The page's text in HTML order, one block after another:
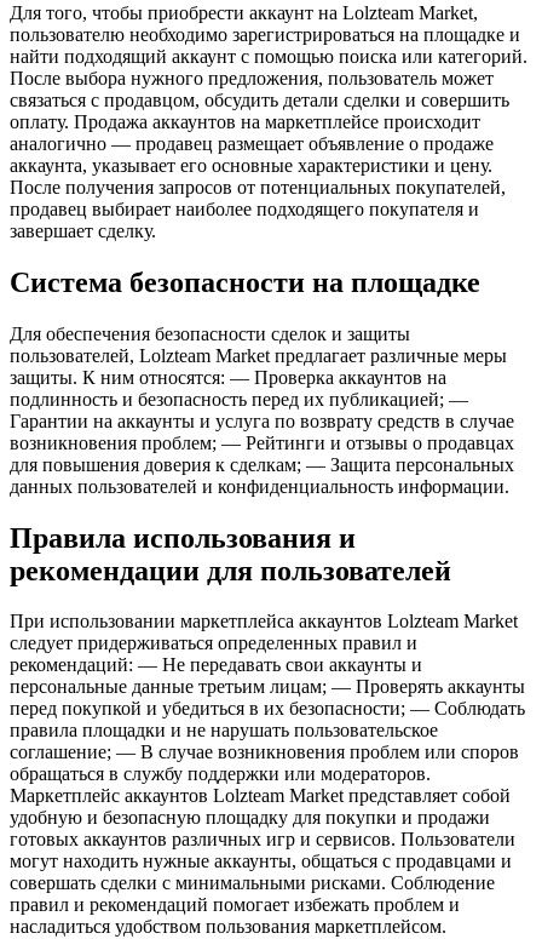
Для того, чтобы приобрести аккаунт на Lolzteam Market,
пользователю необходимо зарегистрироваться на площадке и
найти подходящий аккаунт с помощью поиска или категорий.
После выбора нужного предложения, пользователь может
связаться с продавцом, обсудить детали сделки и совершить
оплату. Продажа аккаунтов на маркетплейсе происходит
аналогично — продавец размещает объявление о продаже
аккаунта, указывает его основные характеристики и цену.
После получения запросов от потенциальных покупателей,
продавец выбирает наиболее подходящего покупателя и
завершает сделку.
Система безопасности на площадке
Для обеспечения безопасности сделок и защиты
пользователей, Lolzteam Market предлагает различные меры
защиты. К ним относятся: — Проверка аккаунтов на
подлинность и безопасность перед их публикацией; —
Гарантии на аккаунты и услуга по возврату средств в случае
возникновения проблем; — Рейтинги и отзывы о продавцах
для повышения доверия к сделкам; — Защита персональных
данных пользователей и конфиденциальность информации.
Правила использования и
рекомендации для пользователей
При использовании маркетплейса аккаунтов Lolzteam Market
следует придерживаться определенных правил и
рекомендаций: — Не передавать свои аккаунты и
персональные данные третьим лицам; — Проверять аккаунты
перед покупкой и убедиться в их безопасности; — Соблюдать
правила площадки и не нарушать пользовательское
соглашение; — В случае возникновения проблем или споров
обращаться в службу поддержки или модераторов.
Маркетплейс аккаунтов Lolzteam Market представляет собой
удобную и безопасную площадку для покупки и продажи
готовых аккаунтов различных игр и сервисов. Пользователи
могут находить нужные аккаунты, общаться с продавцами и
совершать сделки с минимальными рисками. Соблюдение
правил и рекомендаций помогает избежать проблем и
насладиться удобством пользования маркетплейсом.